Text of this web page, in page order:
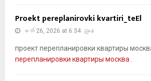
Proekt pereplanirovki kvartiri_teEl
မတ် 26, 2026 at 6:34 ညနေ
проект перепланировки квартиры
перепланировки квартиры москва